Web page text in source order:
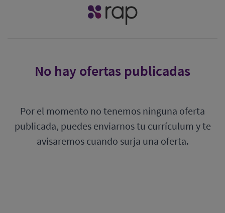
No hay ofertas publicadas
Por el momento no tenemos ninguna oferta
publicada, puedes enviarnos tu currículum y te
avisaremos cuando surja una oferta.